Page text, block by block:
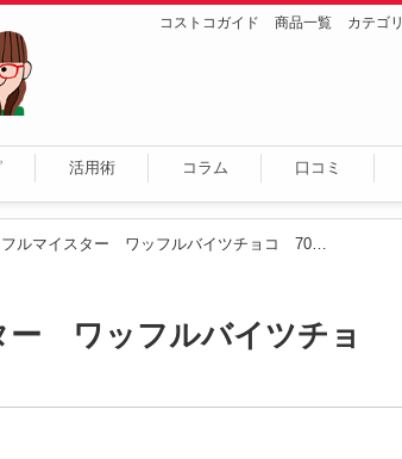
コストコガイド 商品一覧 カテゴリ
活用術 コラム 口コミ
ー ワッフルバイツチョ